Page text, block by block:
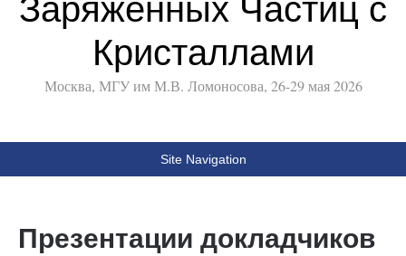
Заряженных Частиц с
Кристаллами
Москва, МГУ им М.В. Ломоносова, 26-29 мая 2026
Site Navigation
Презентации докладчиков